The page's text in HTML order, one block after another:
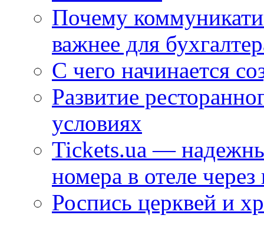
Почему
важнее для
С чего начинается
Развитие
условиях
Tickets.ua —
номера в отеле через
Роспись церквей и